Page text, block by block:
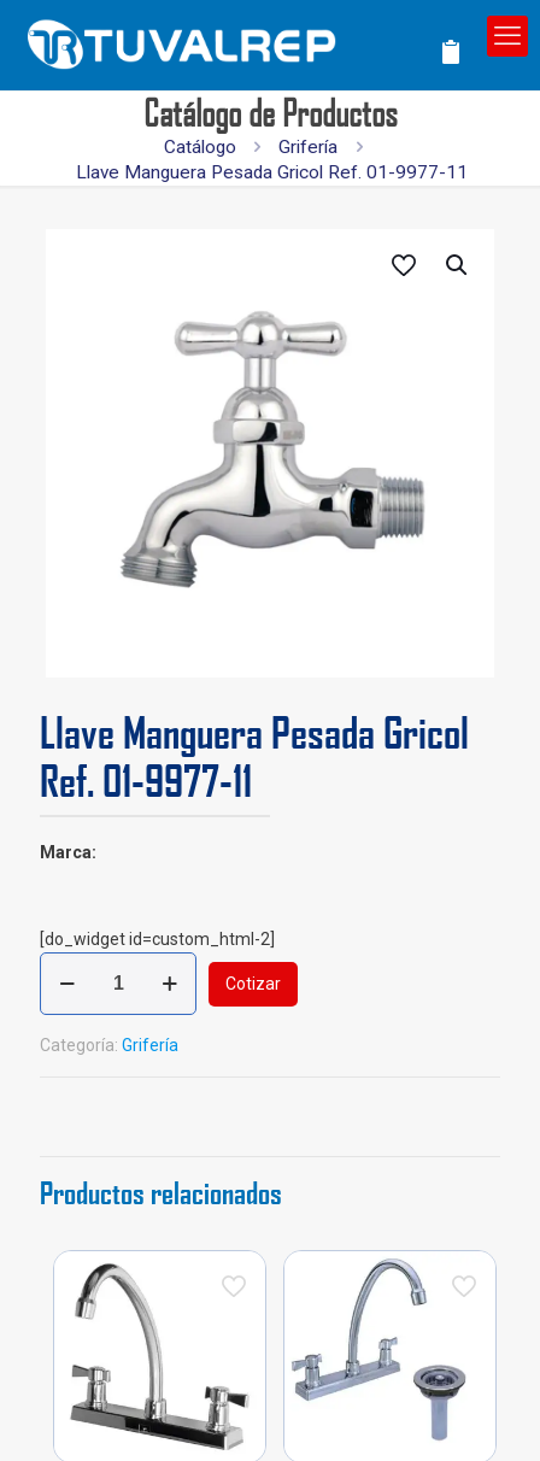
Catálogo de Productos
Catálogo
Grifería
Llave Manguera Pesada Gricol Ref. 01-9977-11
Llave Manguera Pesada Gricol
Ref. 01-9977-11
Marca:
[do_widget id=custom_html-2]
Llave
Manguera
Pesada
Gricol
Cotizar
Categoría: Grifería
Productos relacionados